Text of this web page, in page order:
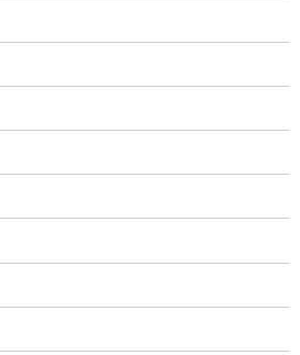
ール極ムズ レアキャラ中心